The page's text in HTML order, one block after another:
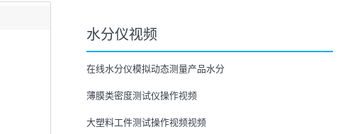
水分仪视频
在线水分仪模拟动态测量产品水分
薄膜类密度测试仪操作视频
大塑料工件测试操作视频视频